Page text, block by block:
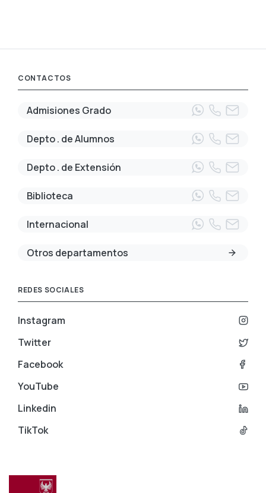
CONTACTOS
Admisiones Grado
Depto . de Alumnos
Depto . de Extensión
Biblioteca
Internacional
Otros departamentos
REDES SOCIALES
Instagram
Twitter
Facebook
YouTube
Linkedin
TikTok